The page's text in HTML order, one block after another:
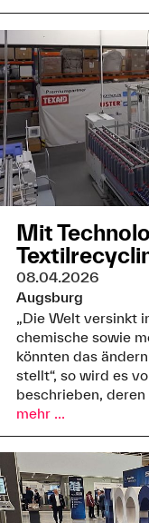
Mit
08.04.2026
Augsburg
„Die Welt versinkt
chemische sowie
könnten das
stellt“, so wird es
beschrieben,
mehr ...